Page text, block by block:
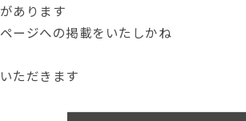
あります
ージへの掲載をいたしかね
ただきます